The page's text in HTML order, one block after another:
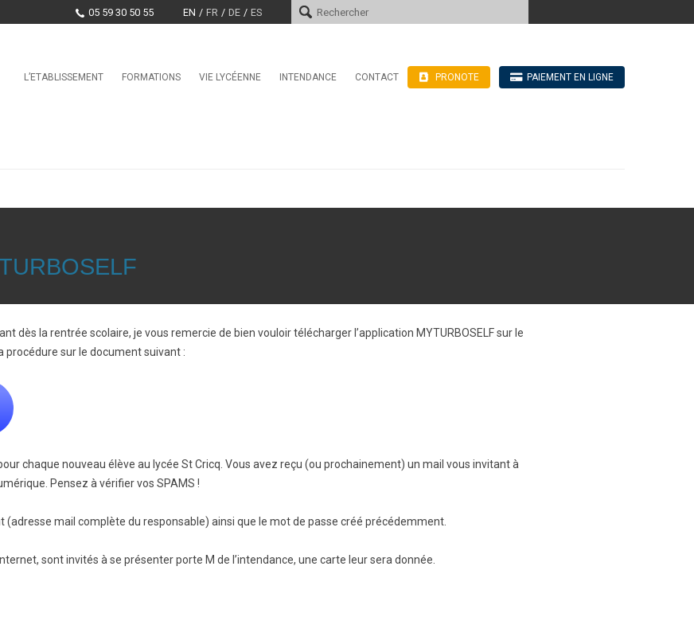
05 59 30 50 55 EN FR DE ES
L’ETABLISSEMENT FORMATIONS
Commercialisation de Solutions
Techniques
Systèmes Numériques
BTS Conception et Réalisation
automatismes et robotique
l’apprentissage
Licence Professionnelle
VIE LYCÉENNE INTENDANCE CONTACT PRONOTE PAIEMENT EN LIGNE
dès la rentrée scolaire, je vous remercie de bien vouloir télécharger l’application MYTURBOSELF sur le
sur le document suivant :
chaque nouveau élève au lycée St Cricq. Vous avez reçu (ou prochainement) un mail vous invitant à
Pensez à vérifier vos SPAMS !
(adresse mail complète du responsable) ainsi que le mot de passe créé précédemment.
sont invités à se présenter porte M de l’intendance, une carte leur sera donnée.